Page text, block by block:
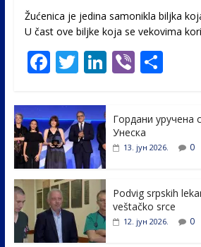
Žućenica je jedina samonikla biljka
U čast ovе biljke koja se vekovima
F
e
b
o
o
k
T
itt
er
Li
e
dI
Vi S
e
Гордани уручена
Унеска
13. јун 2026. 0
Podvig srpskih
veštačko srce
12. јун 2026. 0